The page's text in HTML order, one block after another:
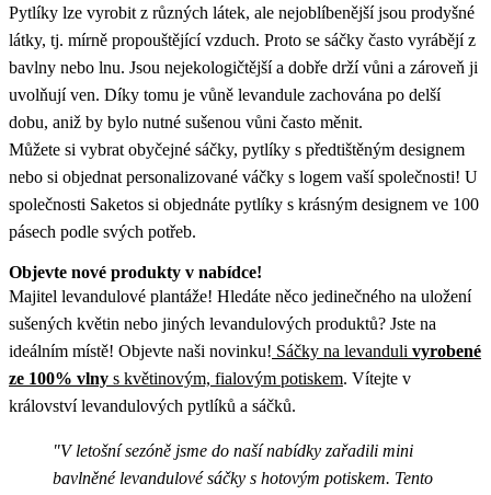
Pytlíky lze vyrobit z různých látek, ale nejoblíbenější jsou prodyšné
látky, tj. mírně propouštějící vzduch. Proto se sáčky často vyrábějí z
bavlny nebo lnu. Jsou nejekologičtější a dobře drží vůni a zároveň ji
uvolňují ven. Díky tomu je vůně levandule zachována po delší
dobu, aniž by bylo nutné sušenou vůni často měnit.
Můžete si vybrat obyčejné sáčky, pytlíky s předtištěným designem
nebo si objednat personalizované váčky s logem vaší společnosti! U
společnosti Saketos si objednáte pytlíky s krásným designem ve 100
pásech podle svých potřeb.
Objevte nové produkty v nabídce!
Majitel levandulové plantáže! Hledáte něco jedinečného na uložení
sušených květin nebo jiných levandulových produktů? Jste na
ideálním místě! Objevte naši novinku! Sáčky na levanduli vyrobené
ze 100% vlny s květinovým, fialovým potiskem. Vítejte v
království levandulových pytlíků a sáčků.
"V letošní sezóně jsme do naší nabídky zařadili mini
bavlněné levandulové sáčky s hotovým potiskem. Tento